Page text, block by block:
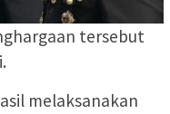
tersebut
melaksanakan